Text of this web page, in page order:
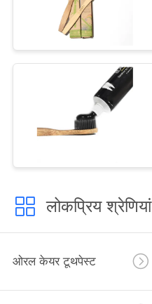
लोकप्रिय श्रेणियां
ओरल केयर टूथपेस्ट